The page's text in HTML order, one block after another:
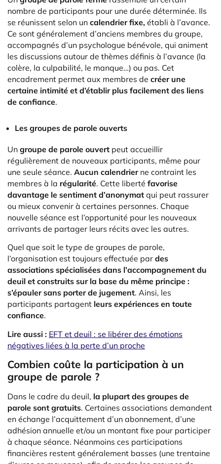
nombre de participants pour une durée déterminée. Ils
se réunissent selon un calendrier fixe, établi à l’avance.
Ce sont généralement d’anciens membres du groupe,
accompagnés d’un psychologue bénévole, qui animent
les discussions autour de thèmes définis à l’avance (la
colère, la culpabilité, le manque…) ou pas. Cet
encadrement permet aux membres de créer une
certaine intimité et d’établir plus facilement des liens
de confiance.
Les groupes de parole ouverts
Un groupe de parole ouvert peut accueillir
régulièrement de nouveaux participants, même pour
une seule séance. Aucun calendrierne contraint les
membres à la régularité. Cette liberté favorise
davantage le sentiment d’anonymat qui peut rassurer
ou mieux convenir à certaines personnes. Chaque
nouvelle séance est l’opportunité pour les nouveaux
arrivants de partager leurs récits avec les autres.
Quel que soit le type de groupes de parole,
l’organisation est toujours effectuée par des
associations spécialisées dans l’accompagnement du
deuil et construits sur la base du même principe :
s’épauler sans porter de jugement. Ainsi, les
participants partagent leurs expériences en toute
confiance.
Lire aussi : EFT et deuil : se libérer des émotions
négatives liées à la perte d’un proche
Combien coûte la participation à un
groupe de parole ?
Dans le cadre du deuil, la plupart des groupes de
parole sont gratuits. Certaines associations demandent
en échange l’acquittement d’un abonnement, d’une
adhésion annuelle et/ou un montant fixe pour participer
à chaque séance. Néanmoins ces participations
financières restent généralement basses (une trentaine